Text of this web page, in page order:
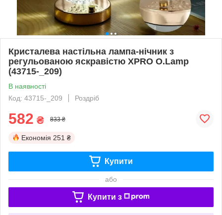
Кристалева настільна лампа-нічник з
регульованою яскравістю XPRO O.Lamp
(43715-_209)
В наявності
Код: 43715-_209
Роздріб
582 ₴ 833 ₴
Економія 251 ₴
Купити
або
Купити з